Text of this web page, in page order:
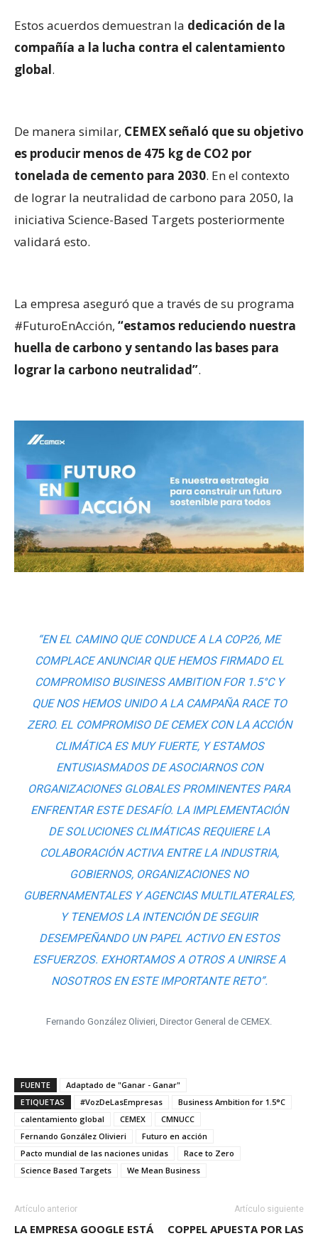
Estos acuerdos demuestran la dedicación de la
compañía a la lucha contra el calentamiento
global.
De manera similar, CEMEX señaló que su objetivo
es producir menos de 475 kg de CO2 por
tonelada de cemento para 2030. En el contexto
de lograr la neutralidad de carbono para 2050, la
iniciativa Science-Based Targets posteriormente
validará esto.
La empresa aseguró que a través de su programa
#FuturoEnAcción, “estamos reduciendo nuestra
huella de carbono y sentando las bases para
lograr la carbono neutralidad”.
“EN EL CAMINO QUE CONDUCE A LA COP26, ME
COMPLACE ANUNCIAR QUE HEMOS FIRMADO EL
COMPROMISO BUSINESS AMBITION FOR 1.5°C Y
QUE NOS HEMOS UNIDO A LA CAMPAÑA RACE TO
ZERO. EL COMPROMISO DE CEMEX CON LA ACCIÓN
CLIMÁTICA ES MUY FUERTE, Y ESTAMOS
ENTUSIASMADOS DE ASOCIARNOS CON
ORGANIZACIONES GLOBALES PROMINENTES PARA
ENFRENTAR ESTE DESAFÍO. LA IMPLEMENTACIÓN
DE SOLUCIONES CLIMÁTICAS REQUIERE LA
COLABORACIÓN ACTIVA ENTRE LA INDUSTRIA,
GOBIERNOS, ORGANIZACIONES NO
GUBERNAMENTALES Y AGENCIAS MULTILATERALES,
Y TENEMOS LA INTENCIÓN DE SEGUIR
DESEMPEÑANDO UN PAPEL ACTIVO EN ESTOS
ESFUERZOS. EXHORTAMOS A OTROS A UNIRSE A
NOSOTROS EN ESTE IMPORTANTE RETO”.
Fernando González Olivieri, Director General de CEMEX.
FUENTE
Adaptado de "Ganar - Ganar"
ETIQUETAS
#VozDeLasEmpresas
Business Ambition for 1.5°C
calentamiento global
CEMEX
CMNUCC
Fernando González Olivieri
Futuro en acción
Pacto mundial de las naciones unidas
Race to Zero
Science Based Targets
We Mean Business
Artículo anterior
LA EMPRESA GOOGLE ESTÁ
Artículo siguiente
COPPEL APUESTA POR LAS